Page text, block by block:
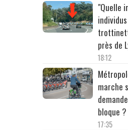
"Quelle
près de
18:12
marche
bloque
17:35